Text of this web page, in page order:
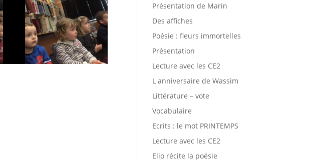
Présentation de Marin
Des affiches
Poésie : fleurs immortelles
Présentation
Lecture avec les CE2
L anniversaire de Wassim
Littérature – vote
Vocabulaire
Ecrits : le mot PRINTEMPS
Lecture avec les CE2
Elio récite la poésie